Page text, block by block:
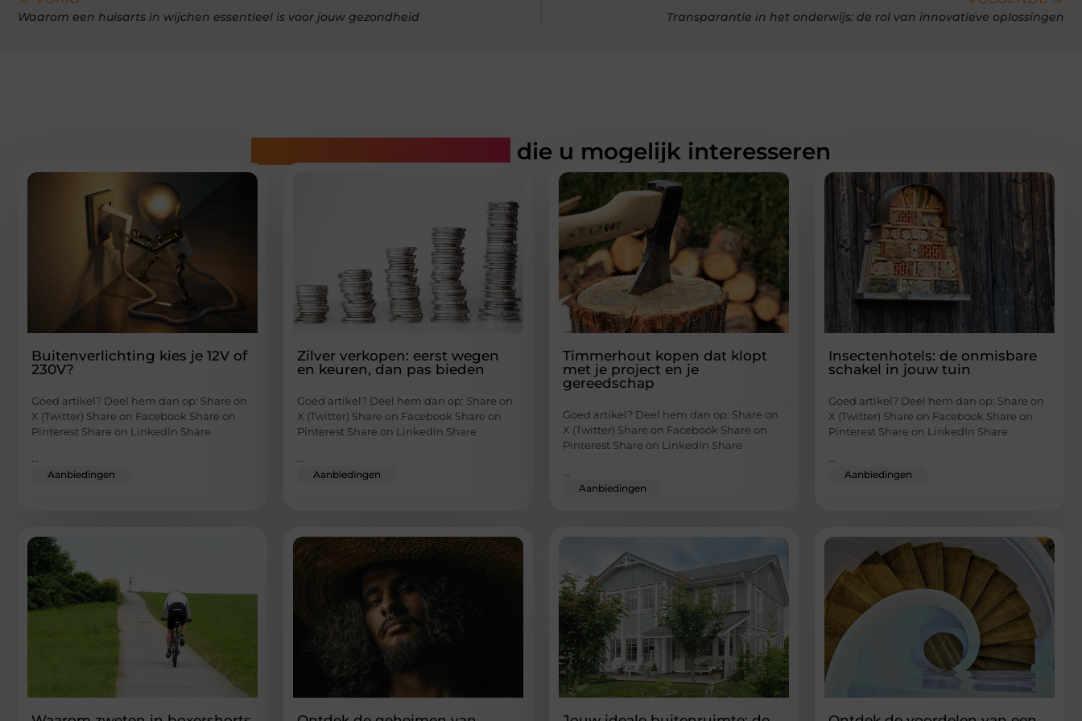
Waarom een huisarts in wijchen essentieel is voor jouw gezondheid Transparantie in het onderwijs: de rol van innovatieve oplossingen
die u mogelijk interesseren
Buitenverlichting kies je 12V of
230V?
Goed artikel? Deel hem dan op: Share on
X (Twitter) Share on Facebook Share on
Pinterest Share on LinkedIn Share
...
Aanbiedingen
Zilver verkopen: eerst wegen
en keuren, dan pas bieden
Goed artikel? Deel hem dan op: Share on
X (Twitter) Share on Facebook Share on
Pinterest Share on LinkedIn Share
...
Aanbiedingen
Timmerhout kopen dat klopt
met je project en je
gereedschap
Goed artikel? Deel hem dan op: Share on
X (Twitter) Share on Facebook Share on
Pinterest Share on LinkedIn Share
...
Aanbiedingen
Insectenhotels: de onmisbare
schakel in jouw tuin
Goed artikel? Deel hem dan op: Share on
X (Twitter) Share on Facebook Share on
Pinterest Share on LinkedIn Share
...
Aanbiedingen